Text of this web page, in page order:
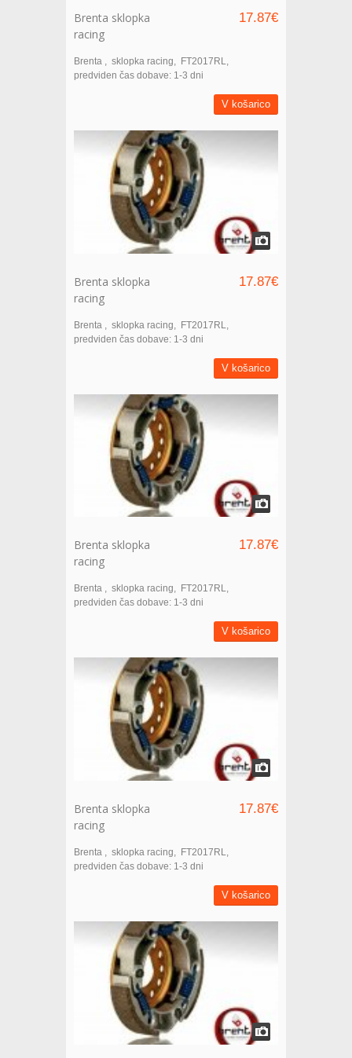
Brenta sklopka
racing
17.87€
Brenta sklopka racing
FT2017RL
predviden čas dobave: 1-3 dni
V košarico
Brenta sklopka
racing
17.87€
Brenta sklopka racing
FT2017RL
predviden čas dobave: 1-3 dni
V košarico
Brenta sklopka
racing
17.87€
Brenta sklopka racing
FT2017RL
predviden čas dobave: 1-3 dni
V košarico
Brenta sklopka
racing
17.87€
Brenta sklopka racing
FT2017RL
predviden čas dobave: 1-3 dni
V košarico